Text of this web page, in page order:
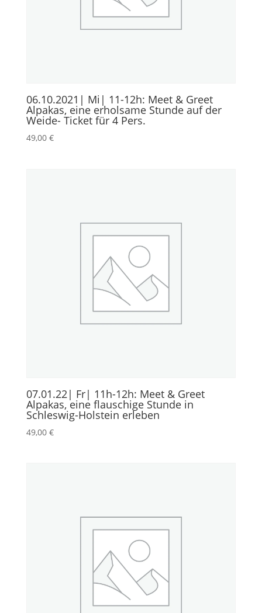
06.10.2021| Mi| 11-12h: Meet & Greet
Alpakas, eine erholsame Stunde auf der
Weide- Ticket für 4 Pers.
49,00 €
07.01.22| Fr| 11h-12h: Meet & Greet
Alpakas, eine flauschige Stunde in
Schleswig-Holstein erleben
49,00 €